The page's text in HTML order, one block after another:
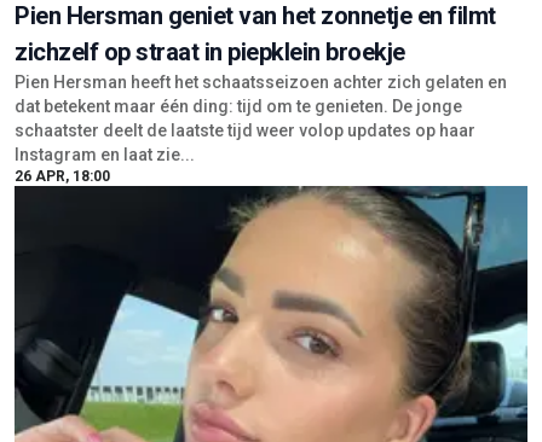
Pien Hersman geniet van het zonnetje en filmt
zichzelf op straat in piepklein broekje
Pien Hersman heeft het schaatsseizoen achter zich gelaten en
dat betekent maar één ding: tijd om te genieten. De jonge
schaatster deelt de laatste tijd weer volop updates op haar
Instagram en laat zie...
26 APR, 18:00